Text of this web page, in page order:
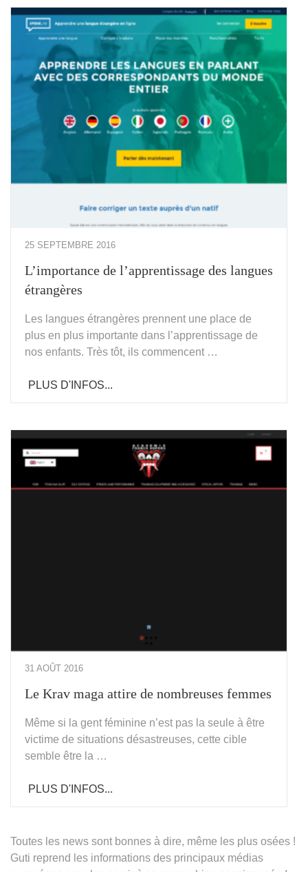
25 SEPTEMBRE 2016
L’importance de l’apprentissage des langues
étrangères
Les langues étrangères prennent une place de
plus en plus importante dans l’apprentissage de
nos enfants. Très tôt, ils commencent …
PLUS D'INFOS...
31 AOÛT 2016
Le Krav maga attire de nombreuses femmes
Même si la gent féminine n’est pas la seule à être
victime de situations désastreuses, cette cible
semble être la …
PLUS D'INFOS...
Toutes les news sont bonnes à dire, même les plus osées !
Guti reprend les informations des principaux médias